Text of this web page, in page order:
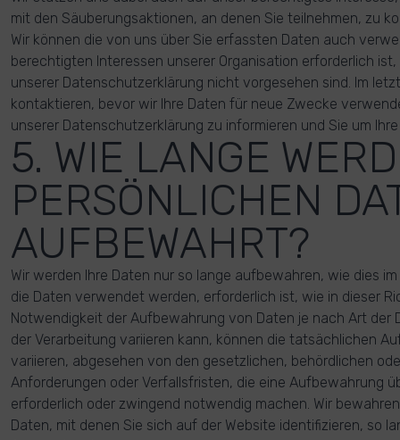
mit den Säuberungsaktionen, an denen Sie teilnehmen, zu
Wir können die von uns über Sie erfassten Daten auch
berechtigten Interessen unserer Organisation erforderlich
unserer Datenschutzerklärung nicht vorgesehen sind. Im
kontaktieren, bevor wir Ihre Daten für neue Zwecke
unserer Datenschutzerklärung zu informieren und Sie um
5. WIE LANGE
PERSÖNLICHEN
AUFBEWAHRT?
Wir werden Ihre Daten nur so lange aufbewahren, wie dies
die Daten verwendet werden, erforderlich ist, wie in dieser
Notwendigkeit der Aufbewahrung von Daten je nach Art der
der Verarbeitung variieren kann, können die tatsächlichen
variieren, abgesehen von den gesetzlichen, behördlichen
Anforderungen oder Verfallsfristen, die eine Aufbewahrung
erforderlich oder zwingend notwendig machen. Wir
Daten, mit denen Sie sich auf der Website identifizieren, so